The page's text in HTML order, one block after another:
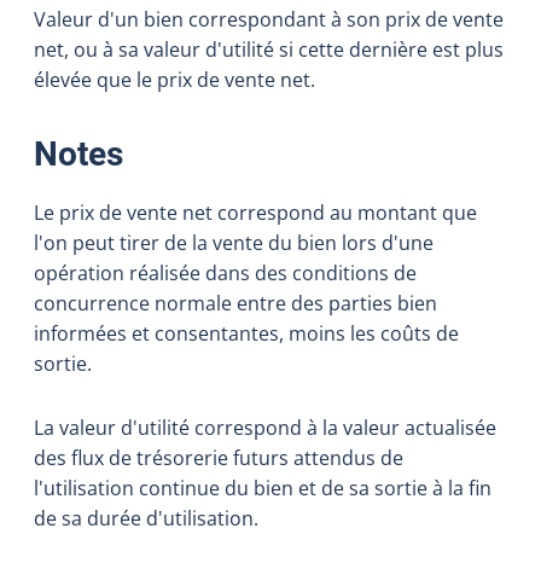
Valeur d'un bien correspondant à son prix de vente
net, ou à sa valeur d'utilité si cette dernière est plus
élevée que le prix de vente net.
Notes:
Le prix de vente net correspond au montant que
l'on peut tirer de la vente du bien lors d'une
opération réalisée dans des conditions de
concurrence normale entre des parties bien
informées et consentantes, moins les coûts de
sortie.
La valeur d'utilité correspond à la valeur actualisée
des flux de trésorerie futurs attendus de
l'utilisation continue du bien et de sa sortie à la fin
de sa durée d'utilisation.